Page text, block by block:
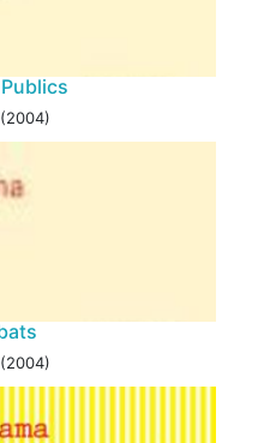
(2004)
(2004)